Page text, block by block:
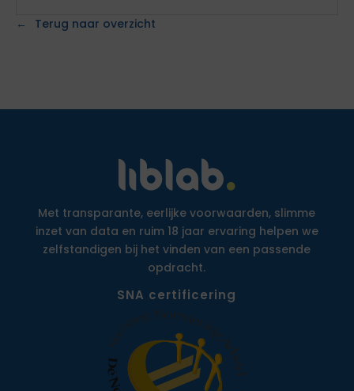
Terug naar overzicht
Met transparante, eerlijke voorwaarden, slimme
inzet van data en ruim 18 jaar ervaring helpen we
zelfstandigen bij het vinden van een passende
opdracht.
SNA certificering